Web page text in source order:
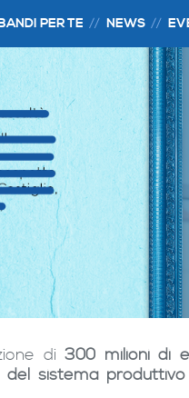
PER TE NEWS
di 300 milioni di
del sistema